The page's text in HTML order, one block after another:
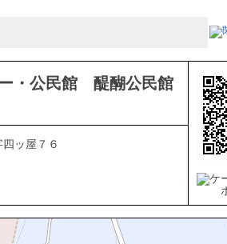
・公民館 醍醐公民館
ッ屋７６